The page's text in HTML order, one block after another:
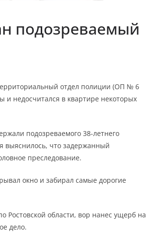
подозреваемый
отдел полиции (ОП № 6
недосчитался в квартире некоторых
подозреваемого 38-летнего
выяснилось, что задержанный
преследование.
окно и забирал самые дорогие
области, вор нанес ущерб на
дело.